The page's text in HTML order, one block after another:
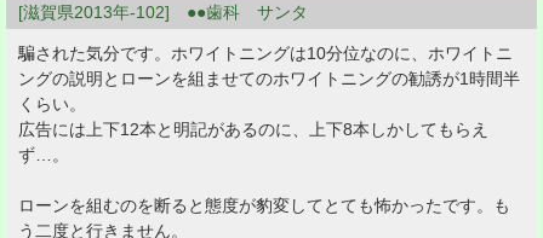
[滋賀県2013年-102] ●●歯科 サンタ
騙された気分です。ホワイトニングは10分位なのに、ホワイトニ
ングの説明とローンを組ませてのホワイトニングの勧誘が1時間半
くらい。
広告には上下12本と明記があるのに、上下8本しかしてもらえ
ず…。
ローンを組むのを断ると態度が豹変してとても怖かったです。も
う二度と行きません。